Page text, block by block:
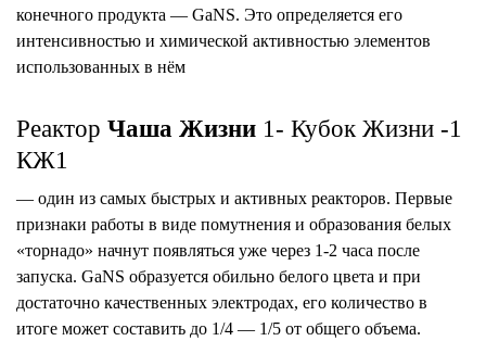
конечного продукта — GaNS. Это определяется его
интенсивностью и химической активностью элементов
использованных в нём
Реактор Чаша Жизни 1- Кубок Жизни -1
КЖ1
— один из самых быстрых и активных реакторов. Первые
признаки работы в виде помутнения и образования белых
«торнадо» начнут появляться уже через 1-2 часа после
запуска. GaNS образуется обильно белого цвета и при
достаточно качественных электродах, его количество в
итоге может составить до 1/4 — 1/5 от общего объема.